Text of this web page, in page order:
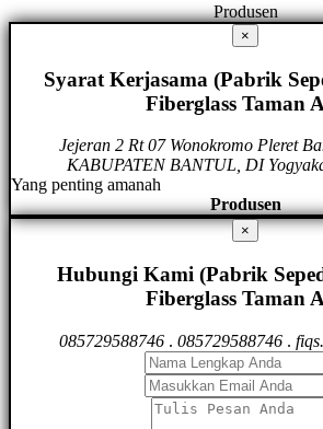
Produsen
×
Syarat Kerjasama (Pabrik
Fiberglass Taman
Jejeran 2 Rt 07 Wonokromo Pleret
KABUPATEN BANTUL, DI
Yang penting amanah
Produsen
×
Hubungi Kami (Pabrik
Fiberglass Taman
085729588746 . 085729588746 .